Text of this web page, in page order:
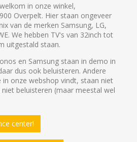
in onze winkel,
Overpelt. Hier staan ongeveer
van de merken Samsung, LG,
We hebben TV's van 32inch tot
uitgestald staan.
en Samsung staan in demo in
dus ook beluisteren. Andere
in onze webshop vindt, staan niet
beluisteren (maar meestal wel
center!